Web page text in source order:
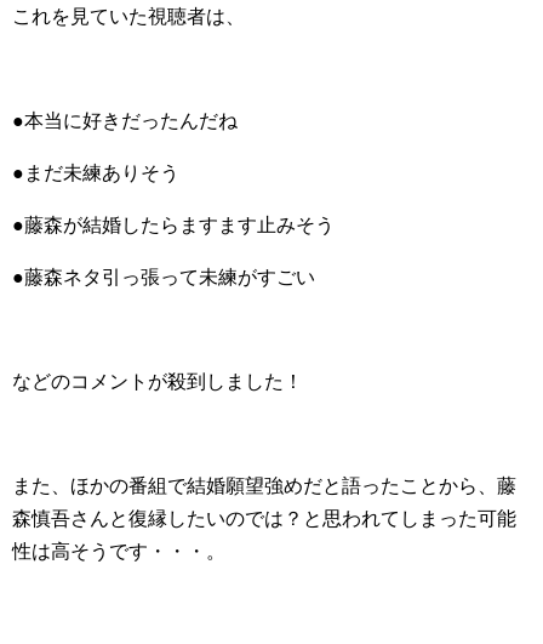
これを見ていた視聴者は、
●本当に好きだったんだね
●まだ未練ありそう
●藤森が結婚したらますます止みそう
●藤森ネタ引っ張って未練がすごい
などのコメントが殺到しました！
また、ほかの番組で結婚願望強めだと語ったことから、藤
森慎吾さんと復縁したいのでは？と思われてしまった可能
性は高そうです・・・。